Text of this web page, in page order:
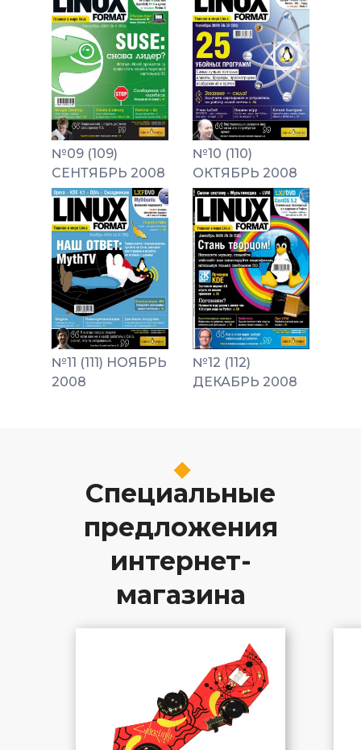
№09 (109)
СЕНТЯБРЬ 2008
№10 (110)
ОКТЯБРЬ 2008
№11 (111) НОЯБРЬ
2008
№12 (112)
ДЕКАБРЬ 2008
Специальные
предложения
интернет-
магазина